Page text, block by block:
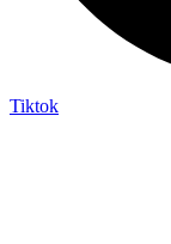
Tiktok